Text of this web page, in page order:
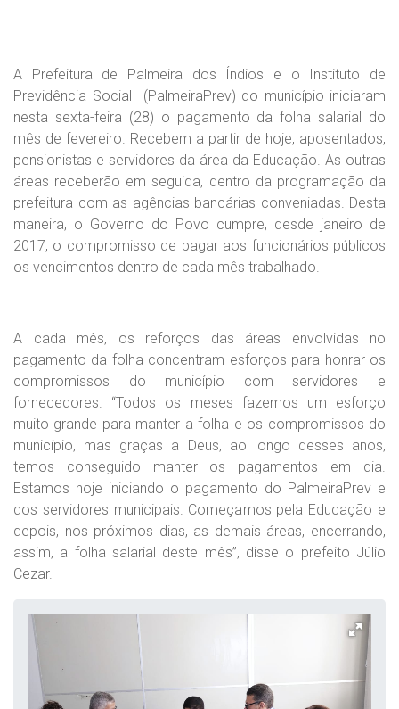
A Prefeitura de Palmeira dos Índios e o Instituto de
Previdência Social (PalmeiraPrev) do município iniciaram
nesta sexta-feira (28) o pagamento da folha salarial do
mês de fevereiro. Recebem a partir de hoje, aposentados,
pensionistas e servidores da área da Educação. As outras
áreas receberão em seguida, dentro da programação da
prefeitura com as agências bancárias conveniadas. Desta
maneira, o Governo do Povo cumpre, desde janeiro de
2017, o compromisso de pagar aos funcionários públicos
os vencimentos dentro de cada mês trabalhado.
A cada mês, os reforços das áreas envolvidas no
pagamento da folha concentram esforços para honrar os
compromissos do município com servidores e
fornecedores. “Todos os meses fazemos um esforço
muito grande para manter a folha e os compromissos do
município, mas graças a Deus, ao longo desses anos,
temos conseguido manter os pagamentos em dia.
Estamos hoje iniciando o pagamento do PalmeiraPrev e
dos servidores municipais. Começamos pela Educação e
depois, nos próximos dias, as demais áreas, encerrando,
assim, a folha salarial deste mês”, disse o prefeito Júlio
Cezar.